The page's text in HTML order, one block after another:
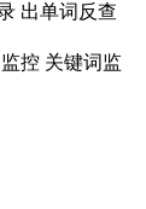
出单词反查
控 关键词监